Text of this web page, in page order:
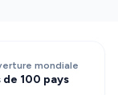
mondiale
de 100 pays